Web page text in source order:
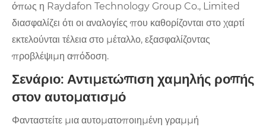
όπως η Raydafon Technology Group Co., Limited
διασφαλίζει ότι οι αναλογίες που καθορίζονται στο χαρτί
εκτελούνται τέλεια στο μέταλλο, εξασφαλίζοντας
προβλέψιμη απόδοση.
Σενάριο: Αντιμετώπιση χαμηλής ροπής
στον αυτοματισμό
Φανταστείτε μια αυτοματοποιημένη γραμμή